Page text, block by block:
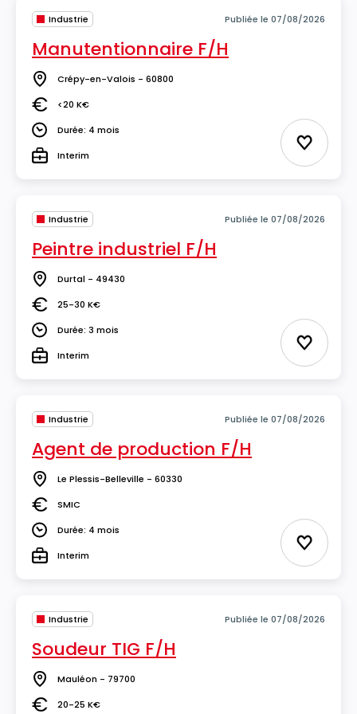
Industrie Publiée le 07/08/2026
Manutentionnaire F/H
Lieu Crépy-en-Valois - 60800
Salaire<20 K€
DuréeDurée: 4 mois
TypeInterim Ajouter
Industrie Publiée le 07/08/2026
Peintre industriel F/H
Lieu Durtal - 49430
Salaire25-30 K€
DuréeDurée: 3 mois
TypeInterim Ajouter
Industrie Publiée le 07/08/2026
Agent de production F/H
Lieu Le Plessis-Belleville - 60330
Salaire
SMIC
DuréeDurée: 4 mois
TypeInterim Ajouter
Industrie Publiée le 07/08/2026
Soudeur TIG F/H
Lieu Mauléon - 79700
20-25 K€